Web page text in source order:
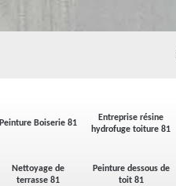
Peinture Boiserie 81
Entreprise résine
hydrofuge toiture 81
Nettoyage de
terrasse 81
Peinture dessous de
toit 81